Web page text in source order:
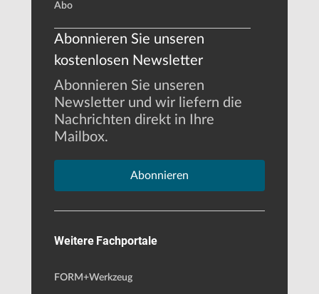
Abo
Abonnieren Sie unseren
kostenlosen Newsletter
Abonnieren Sie unseren
Newsletter und wir liefern die
Nachrichten direkt in Ihre
Mailbox.
Abonnieren
Weitere Fachportale
FORM+Werkzeug